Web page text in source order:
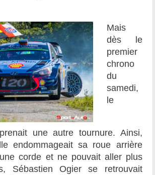
Mais
dès le
premier
chrono
du
samedi,
le
une autre tournure. Ainsi,
endommageait sa roue arrière
corde et ne pouvait aller plus
Sébastien Ogier se retrouvait